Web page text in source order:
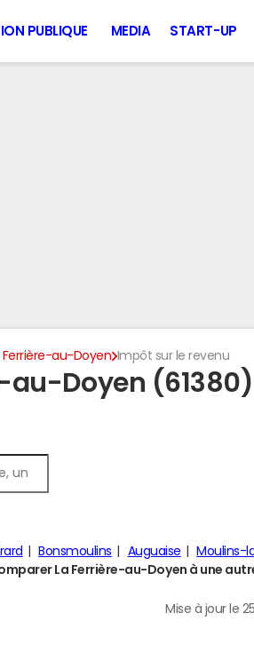
PUBLIQUE MEDIA START-UP
Ferrière-au-Doyen Impôt sur le revenu
au-Doyen (61380)
Bonsmoulins Auguaise
Moulins-
La Ferrière-au-Doyen à une
Mise à jour le